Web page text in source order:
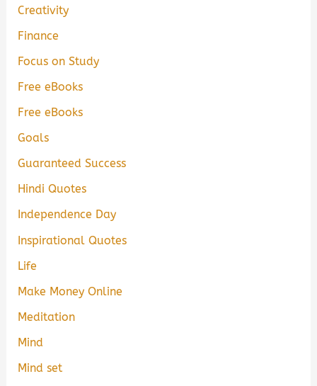
Creativity
Finance
Focus on Study
Free eBooks
Free eBooks
Goals
Guaranteed Success
Hindi Quotes
Independence Day
Inspirational Quotes
Life
Make Money Online
Meditation
Mind
Mind set